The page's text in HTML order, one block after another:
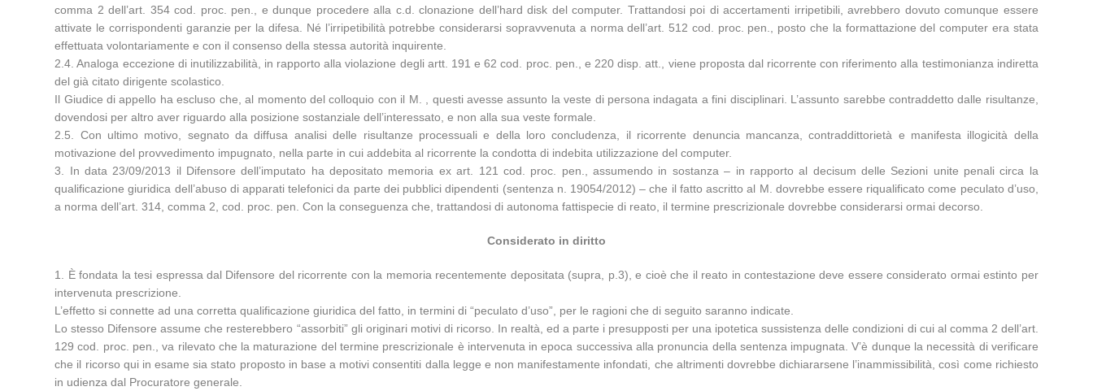
comma 2 dell’art. 354 cod. proc. pen., e dunque procedere alla c.d. clonazione dell’hard disk del computer. Trattandosi poi di accertamenti irripetibili, avrebbero dovuto comunque essere
attivate le corrispondenti garanzie per la difesa. Né l’irripetibilità potrebbe considerarsi sopravvenuta a norma dell’art. 512 cod. proc. pen., posto che la formattazione del computer era stata
effettuata volontariamente e con il consenso della stessa autorità inquirente.
2.4. Analoga eccezione di inutilizzabilità, in rapporto alla violazione degli artt. 191 e 62 cod. proc. pen., e 220 disp. att., viene proposta dal ricorrente con riferimento alla testimonianza indiretta
del già citato dirigente scolastico.
Il Giudice di appello ha escluso che, al momento del colloquio con il M. , questi avesse assunto la veste di persona indagata a fini disciplinari. L’assunto sarebbe contraddetto dalle risultanze,
dovendosi per altro aver riguardo alla posizione sostanziale dell’interessato, e non alla sua veste formale.
2.5. Con ultimo motivo, segnato da diffusa analisi delle risultanze processuali e della loro concludenza, il ricorrente denuncia mancanza, contraddittorietà e manifesta illogicità della
motivazione del provvedimento impugnato, nella parte in cui addebita al ricorrente la condotta di indebita utilizzazione del computer.
3. In data 23/09/2013 il Difensore dell’imputato ha depositato memoria ex art. 121 cod. proc. pen., assumendo in sostanza – in rapporto al decisum delle Sezioni unite penali circa la
qualificazione giuridica dell’abuso di apparati telefonici da parte dei pubblici dipendenti (sentenza n. 19054/2012) – che il fatto ascritto al M. dovrebbe essere riqualificato come peculato d’uso,
a norma dell’art. 314, comma 2, cod. proc. pen. Con la conseguenza che, trattandosi di autonoma fattispecie di reato, il termine prescrizionale dovrebbe considerarsi ormai decorso.
Considerato in diritto
1. È fondata la tesi espressa dal Difensore del ricorrente con la memoria recentemente depositata (supra, p.3), e cioè che il reato in contestazione deve essere considerato ormai estinto per
intervenuta prescrizione.
L’effetto si connette ad una corretta qualificazione giuridica del fatto, in termini di “peculato d’uso”, per le ragioni che di seguito saranno indicate.
Lo stesso Difensore assume che resterebbero “assorbiti” gli originari motivi di ricorso. In realtà, ed a parte i presupposti per una ipotetica sussistenza delle condizioni di cui al comma 2 dell’art.
129 cod. proc. pen., va rilevato che la maturazione del termine prescrizionale è intervenuta in epoca successiva alla pronuncia della sentenza impugnata. V’è dunque la necessità di verificare
che il ricorso qui in esame sia stato proposto in base a motivi consentiti dalla legge e non manifestamente infondati, che altrimenti dovrebbe dichiararsene l’inammissibilità, così come richiesto
in udienza dal Procuratore generale.